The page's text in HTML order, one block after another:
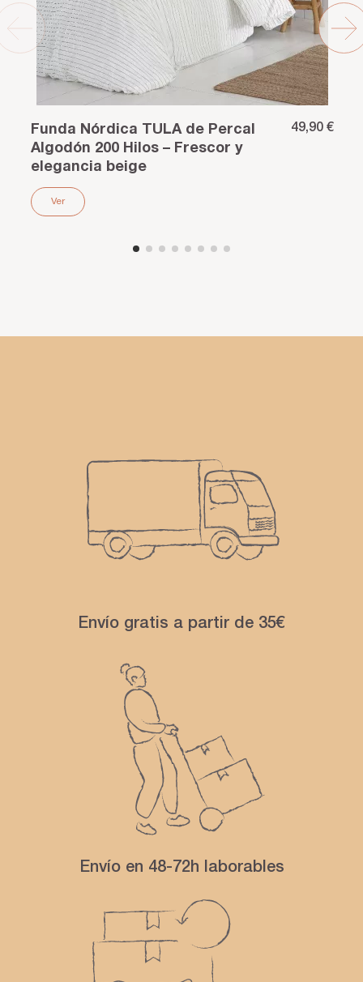
Funda Nórdica TULA de Percal
Algodón 200 Hilos – Frescor y
elegancia beige
49,90 €
Ver
Envío gratis a partir de 35€
Envío en 48-72h laborables